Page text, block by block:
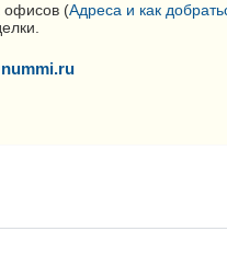
офисов (Адреса и как